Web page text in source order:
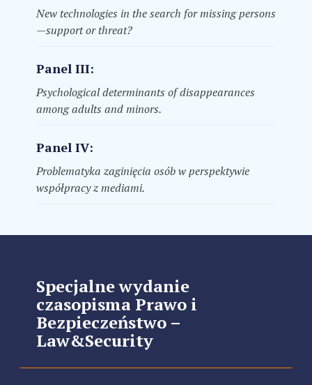
New technologies in the search for missing persons
—support or threat?
Panel III:
Psychological determinants of disappearances
among adults and minors.
Panel IV:
Problematyka zaginięcia osób w perspektywie
współpracy z mediami.
Specjalne wydanie
czasopisma Prawo i
Bezpieczeństwo –
Law&Security